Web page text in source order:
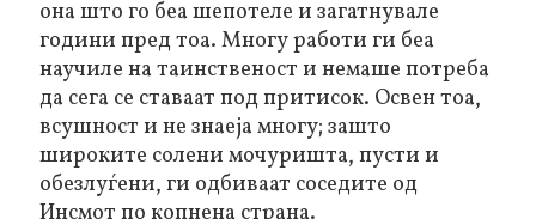
она што го беа шепотеле и загатнувале
години пред тоа. Многу работи ги беа
научиле на таинственост и немаше потреба
да сега се ставаат под притисок. Освен тоа,
всушност и не знаеја многу; зашто
широките солени мочуришта, пусти и
обезлуѓени, ги одбиваат соседите од